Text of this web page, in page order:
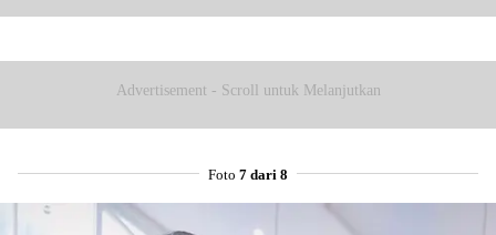
Masyarakat
Advertisement - Scroll untuk Melanjutkan
Foto 7 dari 8